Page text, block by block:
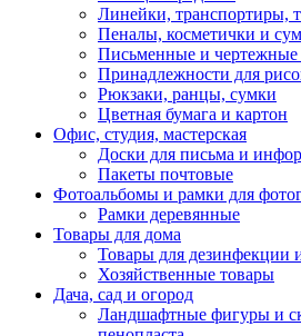
Линейки, транспортиры,
Пеналы, косметички и
Письменные и чертежные
Принадлежности для
Рюкзаки, ранцы, сумки
Цветная бумага и картон
Офис, студия, мастерская
Доски для письма и
Пакеты почтовые
Фотоальбомы и рамки для
Рамки деревянные
Товары для дома
Товары для дезинфекции
Хозяйственные товары
Дача, сад и огород
Ландшафтные фигуры и